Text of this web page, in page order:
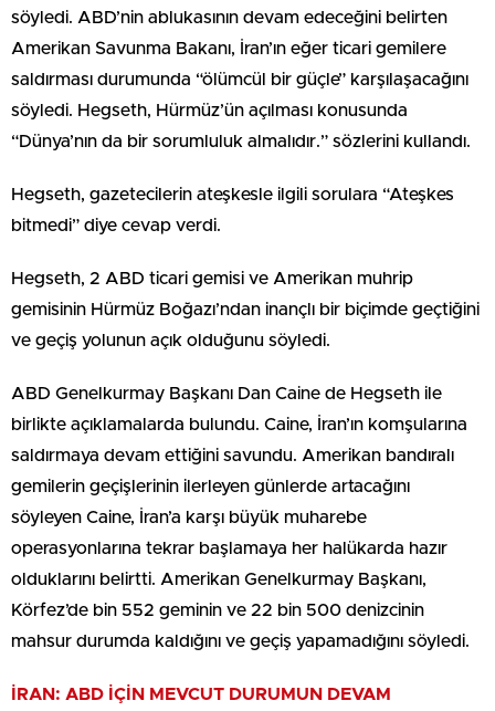
söyledi. ABD’nin ablukasının devam edeceğini belirten
Amerikan Savunma Bakanı, İran’ın eğer ticari gemilere
saldırması durumunda “ölümcül bir güçle” karşılaşacağını
söyledi. Hegseth, Hürmüz’ün açılması konusunda
“Dünya’nın da bir sorumluluk almalıdır.” sözlerini kullandı.
Hegseth, gazetecilerin ateşkesle ilgili sorulara “Ateşkes
bitmedi” diye cevap verdi.
Hegseth, 2 ABD ticari gemisi ve Amerikan muhrip
gemisinin Hürmüz Boğazı’ndan inançlı bir biçimde geçtiğini
ve geçiş yolunun açık olduğunu söyledi.
ABD Genelkurmay Başkanı Dan Caine de Hegseth ile
birlikte açıklamalarda bulundu. Caine, İran’ın komşularına
saldırmaya devam ettiğini savundu. Amerikan bandıralı
gemilerin geçişlerinin ilerleyen günlerde artacağını
söyleyen Caine, İran’a karşı büyük muharebe
operasyonlarına tekrar başlamaya her halükarda hazır
olduklarını belirtti. Amerikan Genelkurmay Başkanı,
Körfez’de bin 552 geminin ve 22 bin 500 denizcinin
mahsur durumda kaldığını ve geçiş yapamadığını söyledi.
İRAN: ABD İÇİN MEVCUT DURUMUN DEVAM